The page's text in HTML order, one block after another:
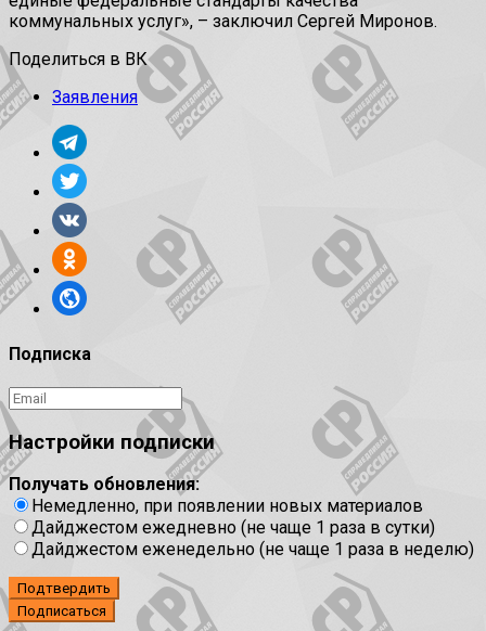
коммунальных услуг», – заключил Сергей Миронов.
Поделиться в ВК
Заявления
Подписка
Настройки подписки
Получать обновления:
Немедленно, при появлении новых материалов
Дайджестом ежедневно (не чаще 1 раза в сутки)
Дайджестом еженедельно (не чаще 1 раза в неделю)
Подтвердить